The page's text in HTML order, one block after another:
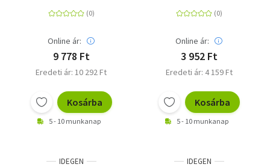
Online ár:
9 778 Ft
Eredeti ár: 10 292 Ft
Kosárba
5 - 10 munkanap
Bastelspaß für Kinder
Online ár:
3 952 Ft
Eredeti ár: 4 159 Ft
Kosárba
5 - 10 munkanap
IDEGEN IDEGEN